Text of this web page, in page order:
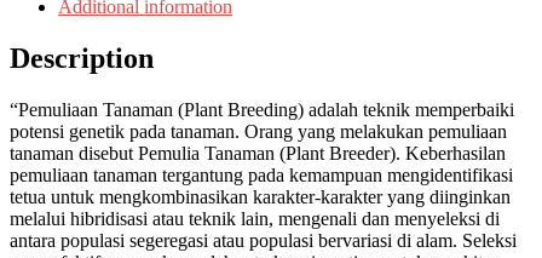
Additional information
Description
“Pemuliaan Tanaman (Plant Breeding) adalah teknik memperbaiki
potensi genetik pada tanaman. Orang yang melakukan pemuliaan
tanaman disebut Pemulia Tanaman (Plant Breeder). Keberhasilan
pemuliaan tanaman tergantung pada kemampuan mengidentifikasi
tetua untuk mengkombinasikan karakter-karakter yang diinginkan
melalui hibridisasi atau teknik lain, mengenali dan menyeleksi di
antara populasi segeregasi atau populasi bervariasi di alam. Seleksi